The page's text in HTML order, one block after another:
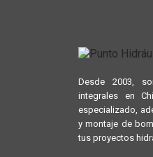
Desde 2003,
integrales en
especializado,
y montaje de
tus proyectos